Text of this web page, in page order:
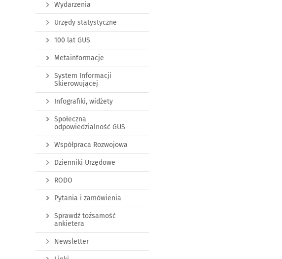
Wydarzenia
Urzędy statystyczne
100 lat GUS
Metainformacje
System Informacji
Skierowującej
Infografiki, widżety
Społeczna
odpowiedzialność GUS
Współpraca Rozwojowa
Dzienniki Urzędowe
RODO
Pytania i zamówienia
Sprawdź tożsamość
ankietera
Newsletter